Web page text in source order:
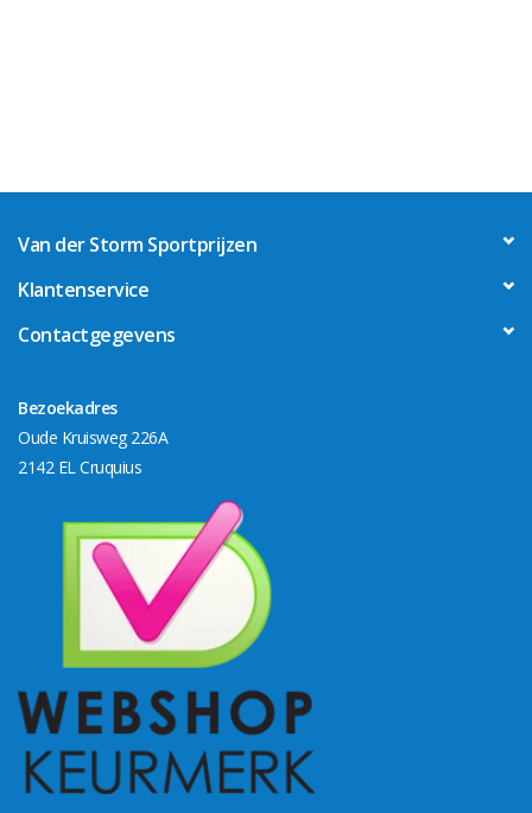
Van der Storm Sportprijzen
Klantenservice
Contactgegevens
Bezoekadres
Oude Kruisweg 226A
2142 EL Cruquius